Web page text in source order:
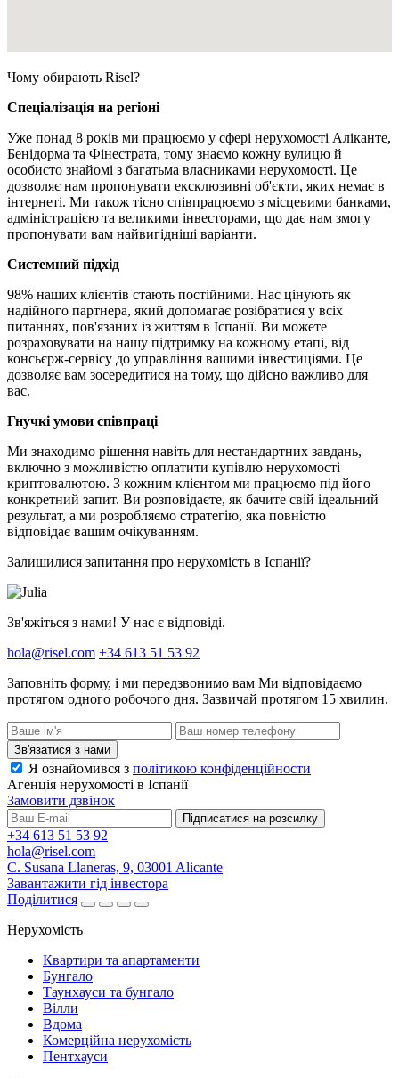
Чому обирають Risel?
Спеціалізація на регіоні
Уже понад 8 років ми працюємо у сфері нерухомості Аліканте,
Бенідорма та Фінестрата, тому знаємо кожну вулицю й
особисто знайомі з багатьма власниками нерухомості. Це
дозволяє нам пропонувати ексклюзивні об'єкти, яких немає в
інтернеті. Ми також тісно співпрацюємо з місцевими банками,
адміністрацією та великими інвесторами, що дає нам змогу
пропонувати вам найвигідніші варіанти.
Системний підхід
98% наших клієнтів стають постійними. Нас цінують як
надійного партнера, який допомагає розібратися у всіх
питаннях, пов'язаних із життям в Іспанії. Ви можете
розраховувати на нашу підтримку на кожному етапі, від
консьєрж-сервісу до управління вашими інвестиціями. Це
дозволяє вам зосередитися на тому, що дійсно важливо для
вас.
Гнучкі умови співпраці
Ми знаходимо рішення навіть для нестандартних завдань,
включно з можливістю оплатити купівлю нерухомості
криптовалютою. З кожним клієнтом ми працюємо під його
конкретний запит. Ви розповідаєте, як бачите свій ідеальний
результат, а ми розробляємо стратегію, яка повністю
відповідає вашим очікуванням.
Залишилися запитання про нерухомість в Іспанії?
Зв'яжіться з нами! У нас є відповіді.
hola@risel.com +34 613 51 53 92
Заповніть форму, і ми передзвонимо вам Ми відповідаємо
протягом одного робочого дня. Зазвичай протягом 15 хвилин.
Зв'язатися з нами
Я ознайомився з політикою конфіденційности
Агенція нерухомості в Іспанії
Замовити дзвінок
Підписатися на розсилку
+34 613 51 53 92
hola@risel.com
C. Susana Llaneras, 9, 03001 Alicante
Завантажити гід інвестора
Поділитися
Нерухомість
Квартири та апартаменти
Бунгало
Таунхауси та бунгало
Вілли
Вдома
Комерційна нерухомість
Пентхауси